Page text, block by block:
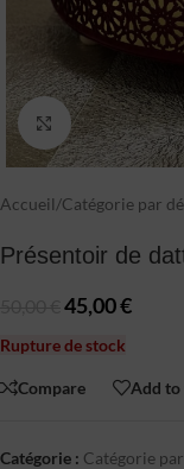
Click to enlarge
Accueil/Catégorie par
Présentoir de
45,00€
Rupture de stock
Compare Add
Catégorie : Catégorie